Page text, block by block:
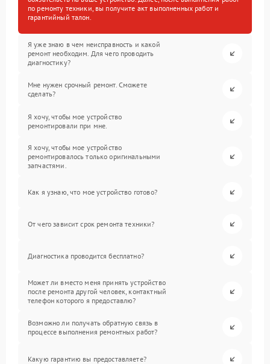
по ремонту техники, вы получите акт выполненных работ и
гарантийный талон.
Я уже знаю в чем неисправность и какой
ремонт необходим. Для чего проводить
диагностику?
Мне нужен срочный ремонт. Сможете
сделать?
Я хочу, чтобы мое устройство
ремонтировали при мне.
Я хочу, чтобы мое устройство
ремонтировалось только оригинальными
запчастями.
Как я узнаю, что мое устройство готово?
От чего зависит срок ремонта техники?
Диагностика проводится бесплатно?
Может ли вместо меня принять устройство
после ремонта другой человек, контактный
телефон которого я предоставлю?
Возможно ли получать обратную связь в
процессе выполнения ремонтных работ?
Какую гарантию вы предоставляете?